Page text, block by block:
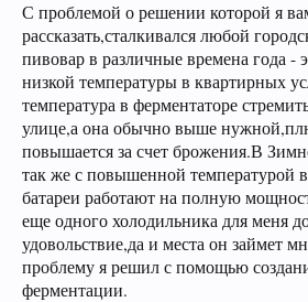
Пиво богато антиоксидантами,
приходят из хмеля и солода,
состоит. Эти антиоксиданты
С проблемой о решении которой я
рассказать,сталкивался любой
пивовар в различные времена года -
низкой температуры в квартирных
температура в ферментаторе
улице,а она обычно выше
повышается за счет брожения.В
так же с повышенной температурой
батареи работают на полную
еще одного холодильника для меня
удовольствие,да и места он займет
проблему я решил с помощью
ферментации.